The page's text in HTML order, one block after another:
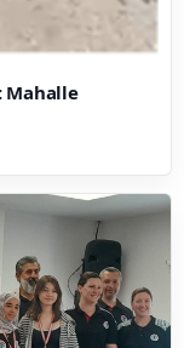
Mahalle